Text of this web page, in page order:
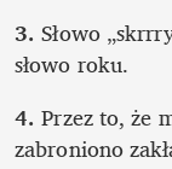
3. Słowo
słowo roku.
4. Przez to, że
zabroniono